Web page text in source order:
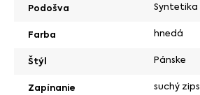
Podošva Syntetika
Farba hnedá
Štýl Pánske
Zapínanie suchý zips